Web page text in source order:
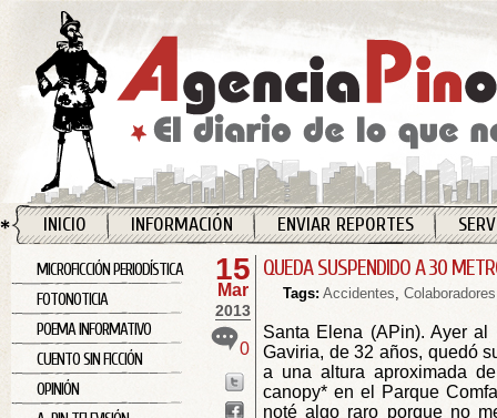
INICIO INFORMACIÓN ENVIAR REPORTES
MICROFICCIÓN PERIODÍSTICA
FOTONOTICIA
POEMA INFORMATIVO
CUENTO SIN FICCIÓN
OPINIÓN
15
Mar
2013
0
QUEDA SUSPENDIDO A 30
Tags: Accidentes,
Santa Elena (APin). Ayer
Gaviria, de 32 años, quedó
a una altura aproximada
canopy* en el Parque
noté algo raro porque no